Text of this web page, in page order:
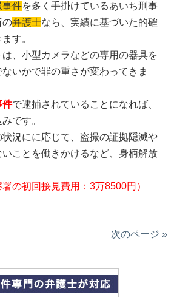
事件を多く手掛けているあいち刑事
の弁護士なら、実績に基づいた的確
す。
、小型カメラなどの専用の器具を
いかで罪の重さが変わってきま
件で逮捕されていることになれば、
です。
況にに応じて、盗撮の証拠隠滅や
ことを働きかけるなど、身柄解放
署の初回接見費用：3万8500円）
次のページ »